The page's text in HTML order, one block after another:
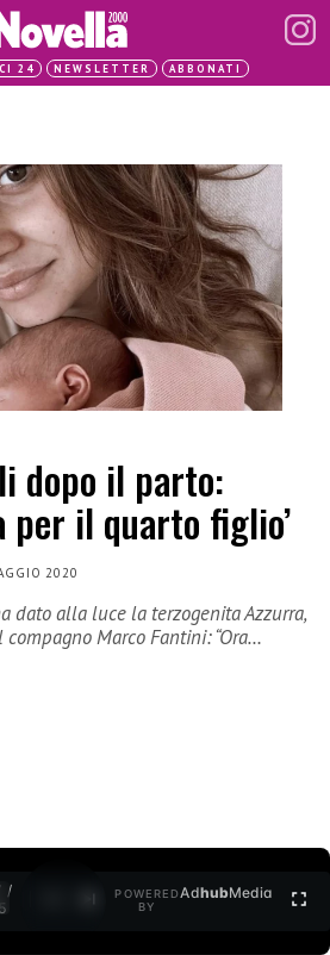
24 NEWSLETTER ABBONATI
dopo il parto:
per il quarto figlio’
2020
dato alla luce la terzogenita Azzurra,
Marco Fantini: “Ora…
/
POWERED
BY
AdhubMedia